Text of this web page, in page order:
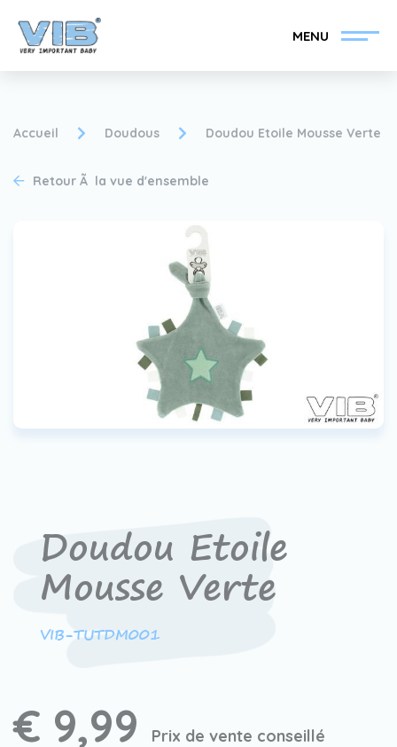
MENU
Trouvez votre
revendeur VIB®
Devenir un revendeur
VIB®
Accueil Doudous Doudou Etoile Mousse Verte
Retour Ã la vue d'ensemble
Doudou Etoile
Mousse Verte
VIB-TUTDM001
€ 9,99 Prix de vente conseillé